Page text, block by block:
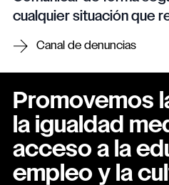
cualquier situación que
Canal de denuncias
Promovemos
la igualdad
acceso a la
empleo y la